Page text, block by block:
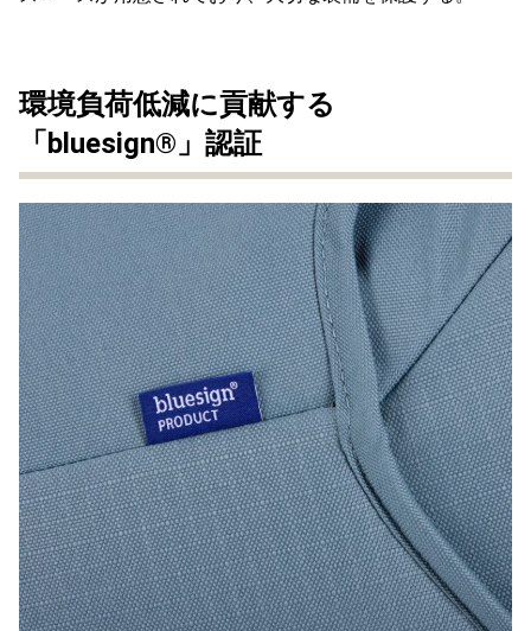
環境負荷低減に貢献する
「bluesign®」認証